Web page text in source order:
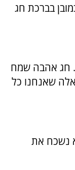
בברכת חג
חג אהבה שמח
שאנחנו כל
נשכח את